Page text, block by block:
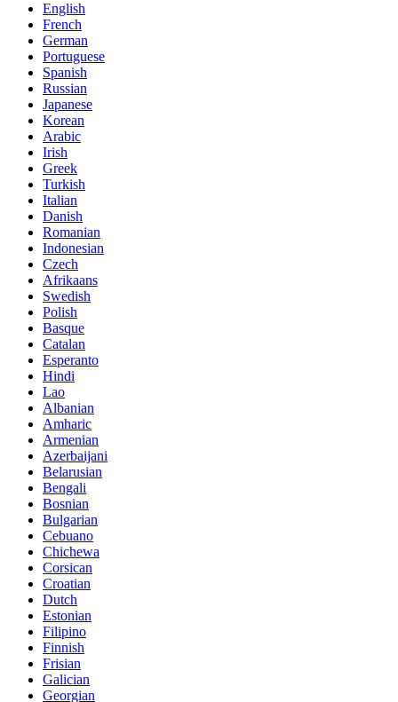
English
French
German
Portuguese
Spanish
Russian
Japanese
Korean
Arabic
Irish
Greek
Turkish
Italian
Danish
Romanian
Indonesian
Czech
Afrikaans
Swedish
Polish
Basque
Catalan
Esperanto
Hindi
Lao
Albanian
Amharic
Armenian
Azerbaijani
Belarusian
Bengali
Bosnian
Bulgarian
Cebuano
Chichewa
Corsican
Croatian
Dutch
Estonian
Filipino
Finnish
Frisian
Galician
Georgian